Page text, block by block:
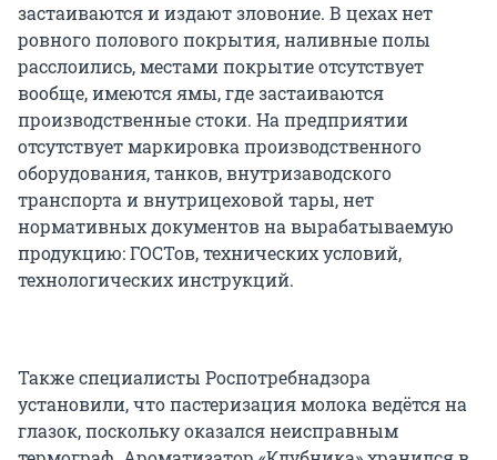
застаиваются и издают зловоние. В цехах нет
ровного полового покрытия, наливные полы
расслоились, местами покрытие отсутствует
вообще, имеются ямы, где застаиваются
производственные стоки. На предприятии
отсутствует маркировка производственного
оборудования, танков, внутризаводского
транспорта и внутрицеховой тары, нет
нормативных документов на вырабатываемую
продукцию: ГОСТов, технических условий,
технологических инструкций.
Также специалисты Роспотребнадзора
установили, что пастеризация молока ведётся на
глазок, поскольку оказался неисправным